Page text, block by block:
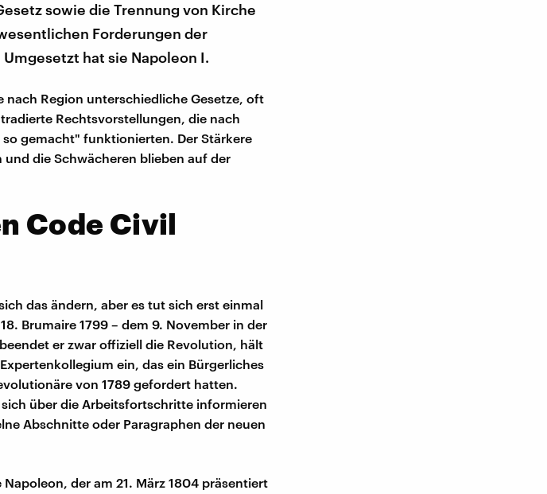
sowie die Trennung von Kirche
Forderungen der
hat sie Napoleon I.
nach Region unterschiedliche Gesetze, oft
Rechtsvorstellungen, die nach
gemacht" funktionierten. Der Stärkere
die Schwächeren blieben auf der
Code Civil
das ändern, aber es tut sich erst einmal
Brumaire 1799 – dem 9. November in der
er zwar offiziell die Revolution, hält
ein, das ein Bürgerliches
von 1789 gefordert hatten.
über die Arbeitsfortschritte informieren
Abschnitte oder Paragraphen der neuen
der am 21. März 1804 präsentiert